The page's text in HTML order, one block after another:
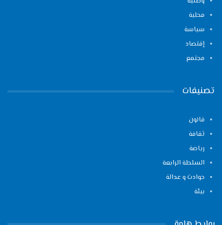
محلية
سياسة
إقتصاد
مجتمع
تصنيفات
قانون
ثقافة
رياضة
السلطة الرابعة
حوادث و عدالة
بيئة